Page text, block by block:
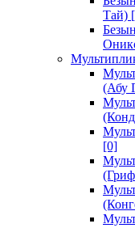
Тай)
(Абу
[0]